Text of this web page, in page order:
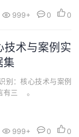
999+ 0 0
技术与案例实
集
别：核心技术与案例
有三 。
999+ 0 0